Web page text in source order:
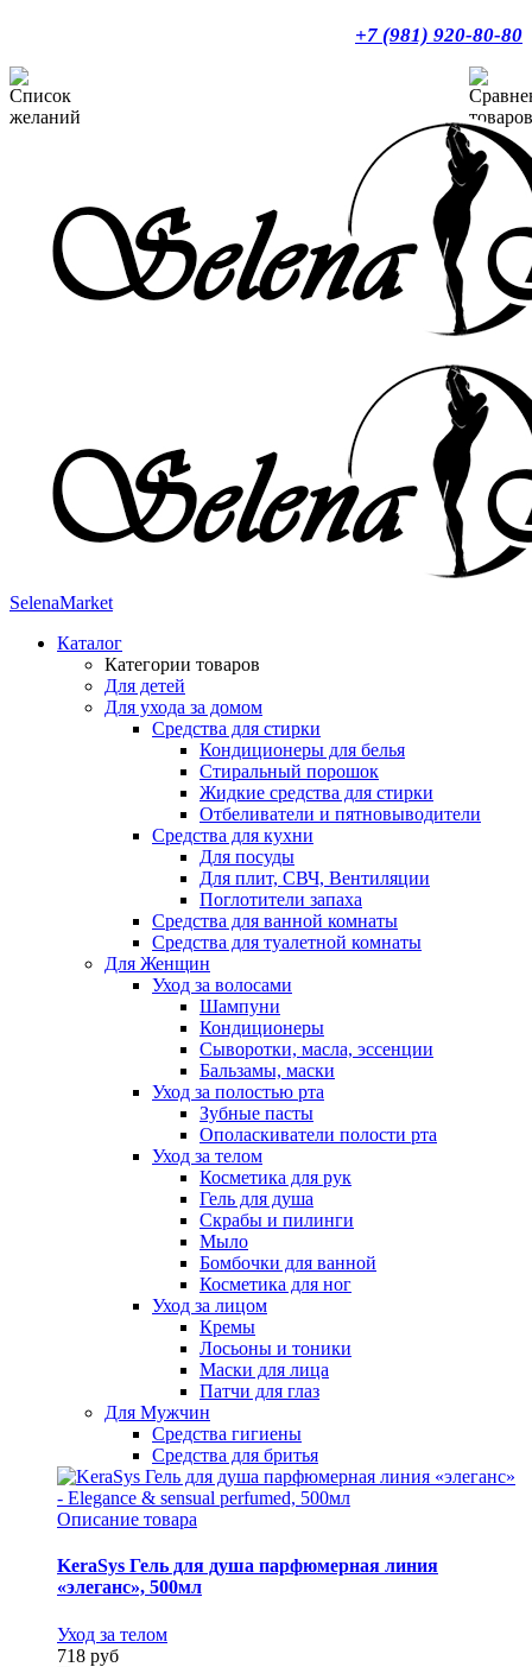
+7 (981) 920-80-80
SelenaMarket
Каталог
Категории товаров
Для детей
Для ухода за домом
Средства для стирки
Кондиционеры для белья
Стиральный порошок
Жидкие средства для стирки
Отбеливатели и пятновыводители
Средства для кухни
Для посуды
Для плит, СВЧ, Вентиляции
Поглотители запаха
Средства для ванной комнаты
Средства для туалетной комнаты
Для Женщин
Уход за волосами
Шампуни
Кондиционеры
Сыворотки, масла, эссенции
Бальзамы, маски
Уход за полостью рта
Зубные пасты
Ополаскиватели полости рта
Уход за телом
Косметика для рук
Гель для душа
Скрабы и пилинги
Мыло
Бомбочки для ванной
Косметика для ног
Уход за лицом
Кремы
Лосьоны и тоники
Маски для лица
Патчи для глаз
Для Мужчин
Средства гигиены
Средства для бритья
Описание товара
KeraSys Гель для душа парфюмерная линия
«элеганс», 500мл
Уход за телом
718 руб